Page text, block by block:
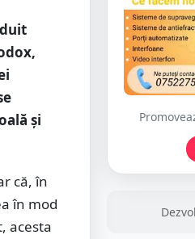
și
că, în
în mod
acesta